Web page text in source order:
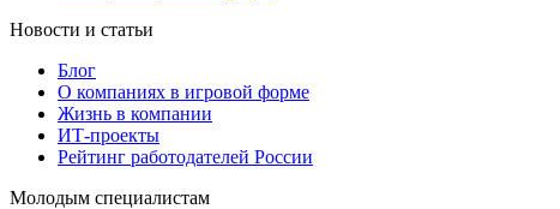
Новости и статьи
Блог
О компаниях в игровой форме
Жизнь в компании
ИТ-проекты
Рейтинг работодателей России
Молодым специалистам